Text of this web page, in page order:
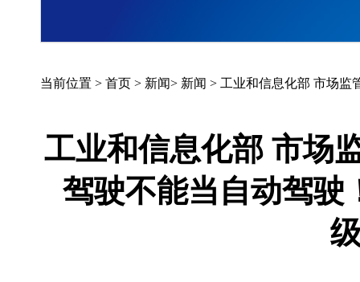
当前位置 > 首页 > 新闻> 新闻 > 工业和信息化部 市场监
工业和信息化部 市场
驾驶不能当自动驾驶